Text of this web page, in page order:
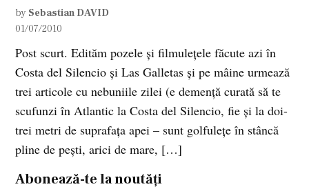
by Sebastian DAVID
01/07/2010
Post scurt. Edităm pozele şi filmuleţele făcute azi în
Costa del Silencio şi Las Galletas şi pe mâine urmează
trei articole cu nebuniile zilei (e demenţă curată să te
scufunzi în Atlantic la Costa del Silencio, fie şi la doi-
trei metri de suprafaţa apei – sunt golfuleţe în stâncă
pline de peşti, arici de mare, […]
Abonează-te la noutăți